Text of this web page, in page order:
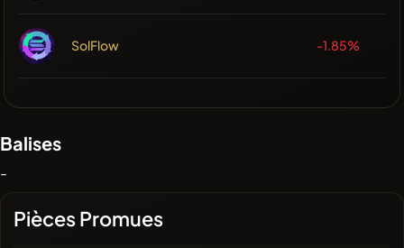
SolFlow -1.85%
Balises
-
Pièces Promues